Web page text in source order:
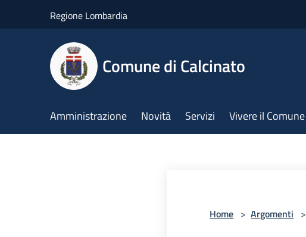
Regione Lombardia
Comune di Calcinato
Amministrazione Novità Servizi Vivere il Comune
Home > Argomenti >